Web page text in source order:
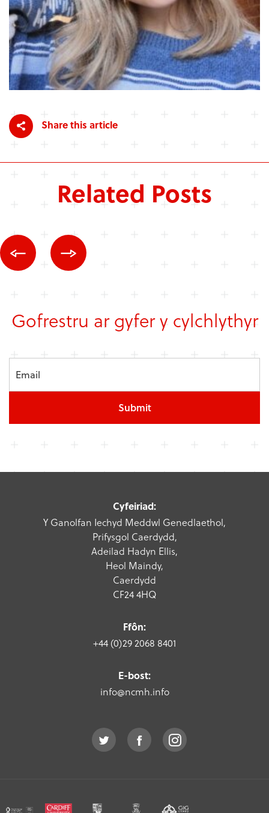
Share this article
Related Posts
Gofrestru ar gyfer y cylchlythyr
Submit
Cyfeiriad:
Y Ganolfan Iechyd Meddwl Genedlaethol,
Prifysgol Caerdydd,
Adeilad Hadyn Ellis,
Heol Maindy,
Caerdydd
CF24 4HQ
Ffôn:
+44 (0)29 2068 8401
E-bost:
info@ncmh.info